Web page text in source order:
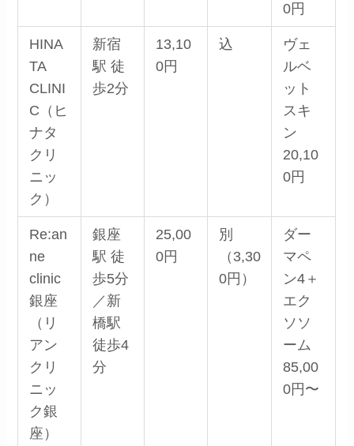
0円
HINA
TA
CLINI
C（ヒ
ナタ
クリ
ニッ
ク）
新宿
駅 徒
歩2分
13,10
0円
込
ヴェ
ルベ
ット
スキ
ン
20,10
0円
Re:an
ne
clinic
銀座
（リ
アン
クリ
ニッ
ク銀
座）
銀座
駅 徒
歩5分
／新
橋駅
徒歩4
分
25,00
0円
別
（3,30
0円）
ダー
マペ
ン4＋
エク
ソソ
ーム
85,00
0円〜